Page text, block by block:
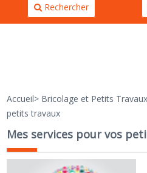
Rechercher
Accueil> Bricolage et Petits Travaux
petits travaux
Mes services pour vos